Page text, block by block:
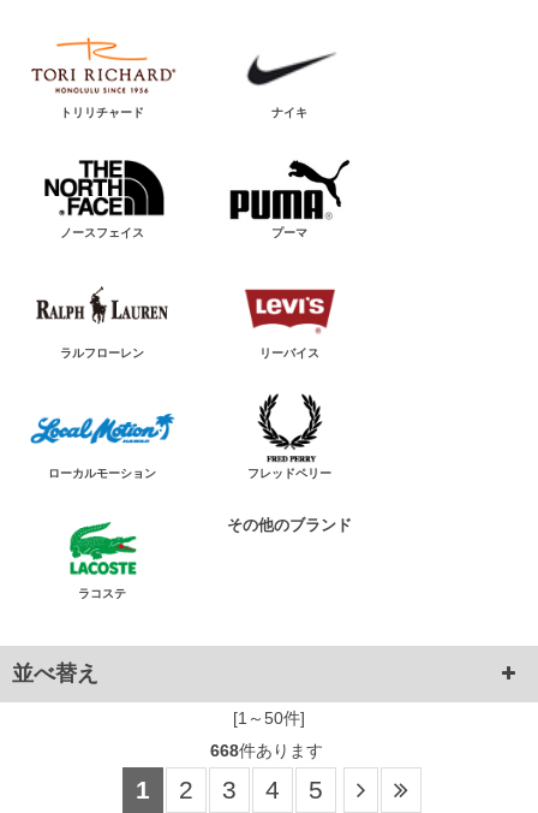
トリリチャード ナイキ
ノースフェイス プーマ
ラルフローレン リーバイス
ローカルモーション フレッドペリー
ラコステ
その他のブランド
並べ替え
[1～50件]
668件あります
1 2 3 4 5